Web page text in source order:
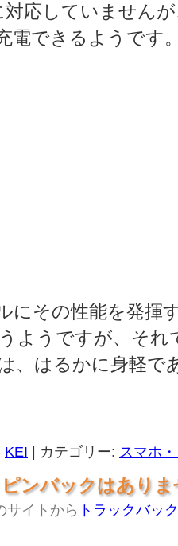
対応していません
電できるようです
にその性能を発揮
ようですが、それ
、はるかに身軽で
KEI | カテゴリー: スマホ
ンバックはあり
サイトから トラックバック